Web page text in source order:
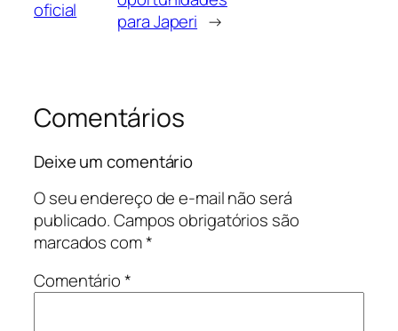
oficial
para Japeri →
Comentários
Deixe um comentário
O seu endereço de e-mail não será
publicado.Campos obrigatórios são
marcados com*
Comentário*